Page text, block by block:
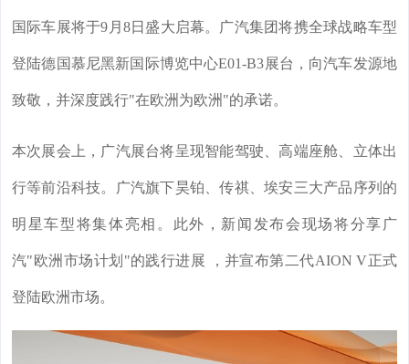
国际车展将于9月8日盛大启幕。广汽集团将携全球战略车型
登陆德国慕尼黑新国际博览中心E01-B3展台，向汽车发源地
致敬，并深度践行"在欧洲为欧洲"的承诺。
本次展会上，广汽展台将呈现智能驾驶、高端座舱、立体出
行等前沿科技。广汽旗下昊铂、传祺、埃安三大产品序列的
明星车型将集体亮相。此外，新闻发布会现场将分享广
汽"欧洲市场计划"的践行进展 ，并宣布第二代AION V正式
登陆欧洲市场。